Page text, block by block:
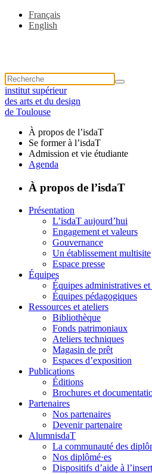
Français
English
institut supérieur
des arts et du design
de Toulouse
À propos de l’isdaT
Se former à l’isdaT
Admission et vie étudiante
Agenda
À propos de l’isdaT
Présentation
L’isdaT aujourd’hui
Engagement et valeurs
Gouvernance
Un établissement multisite
Espace presse
Équipes
Équipes administratives
Équipes pédagogiques
Ressources et ateliers
Bibliothèque
Fonds patrimoniaux
Ateliers techniques
Magasin de prêt
Espaces d’exposition
Publications
Éditions
Brochures et
Partenaires
Nos partenaires
Devenir partenaire
AlumnisdaT
La communauté des
Nos diplômé·es
Dispositifs d’aide à